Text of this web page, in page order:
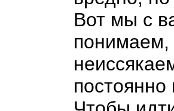
Вот мы с
понимаем,